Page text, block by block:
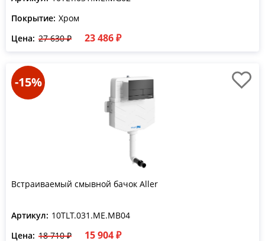
Покрытие: Хром
Цена: 27 630 ₽ 23 486 ₽
-15%
Встраиваемый смывной бачок Aller
Артикул: 10TLT.031.ME.MB04
Цена: 18 710 ₽ 15 904 ₽